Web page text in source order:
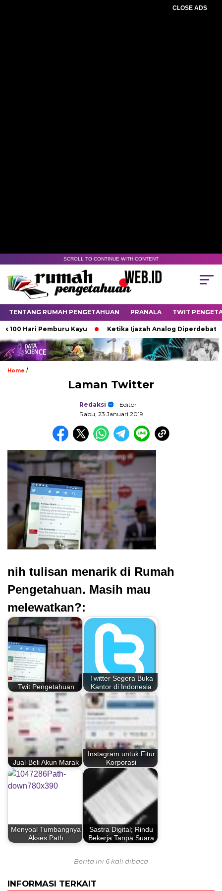
CLOSE ADS
SCROLL TO CONTINUE WITH CONTENT
TENTANG RUMAH PENGETAHUAN PRANALA TWIT
Hari Pemburu Kayu Ketika Ijazah Analog Diperdebatkan
Home /
Laman Twitter
Redaksi
- Editor
Rabu, 23 Januari 2019
nih tulisan menarik di Rumah
Pengetahuan. Masih mau
melewatkan?:
Twit Pengetahuan
Twitter Segera Buka
Kantor di Indonesia
Jual-Beli Akun Marak
Instagram untuk Fitur
Korporasi
Menyoal Tumbangnya
Akses Path
Sastra Digital; Rindu
Bekerja Tanpa Suara
Berita ini 6 kali dibaca
INFORMASI TERKAIT